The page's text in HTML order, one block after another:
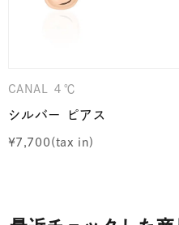
CANAL ４℃
シルバー ピアス
¥7,700